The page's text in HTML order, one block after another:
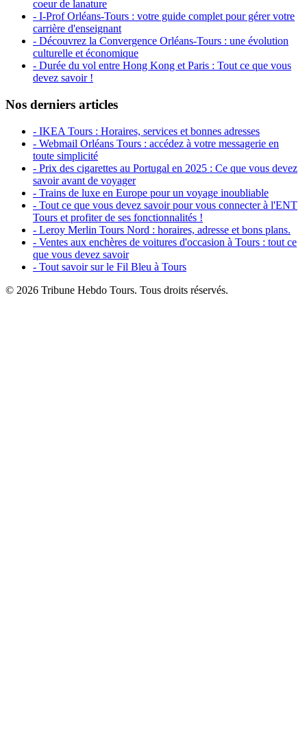
coeur de lanature
- I-Prof Orléans-Tours : votre guide complet pour gérer votre
carrière d'enseignant
- Découvrez la Convergence Orléans-Tours : une évolution
culturelle et économique
- Durée du vol entre Hong Kong et Paris : Tout ce que vous
devez savoir !
Nos derniers articles
- IKEA Tours : Horaires, services et bonnes adresses
- Webmail Orléans Tours : accédez à votre messagerie en
toute simplicité
- Prix des cigarettes au Portugal en 2025 : Ce que vous devez
savoir avant de voyager
- Trains de luxe en Europe pour un voyage inoubliable
- Tout ce que vous devez savoir pour vous connecter à l'ENT
Tours et profiter de ses fonctionnalités !
- Leroy Merlin Tours Nord : horaires, adresse et bons plans.
- Ventes aux enchères de voitures d'occasion à Tours : tout ce
que vous devez savoir
- Tout savoir sur le Fil Bleu à Tours
© 2026 Tribune Hebdo Tours. Tous droits réservés.